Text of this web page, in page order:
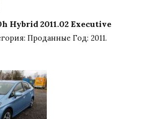
Hybrid 2011.02 Executive
Проданные Год: 2011.